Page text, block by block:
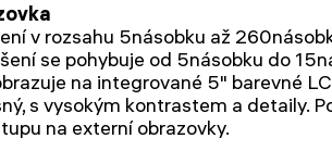
v rozsahu 5násobku až
se pohybuje od 5násobku do
na integrované 5" barevné
s vysokým kontrastem a detaily.
na externí obrazovky.